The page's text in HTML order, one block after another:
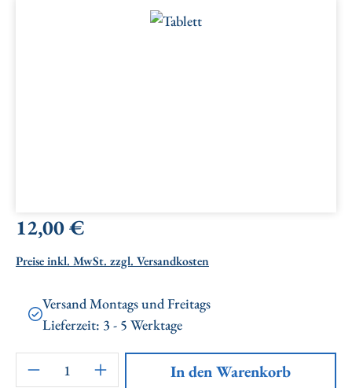
Bildergalerie überspringen
Regulärer Preis:
12,00 €
Preise inkl. MwSt. zzgl. Versandkosten
Versand Montags und Freitags
Lieferzeit: 3 - 5 Werktage
Artikel Anzahl: Gib den gewünschten
In den Warenkorb